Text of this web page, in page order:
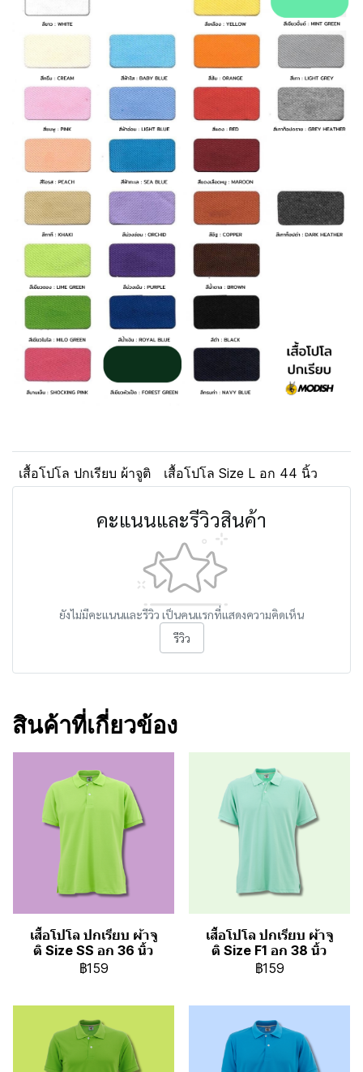
เสื้อโปโล ปกเรียบ ผ้าจูติ เสื้อโปโล Size L อก 44 นิ้ว
คะแนนและรีวิวสินค้า
ยังไม่มีคะแนนและรีวิว เป็นคนแรกที่แสดงความคิดเห็น
รีวิว
สินค้าที่เกี่ยวข้อง
เสื้อโปโล ปกเรียบ ผ้าจู
ติ Size SS อก 36 นิ้ว
฿159
เสื้อโปโล ปกเรียบ ผ้าจู
ติ Size F1 อก 38 นิ้ว
฿159